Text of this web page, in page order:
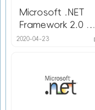
Microsoft .NET
Framework 2.0 简
体中文版
2020-04-23